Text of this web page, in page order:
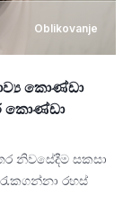
Oblikovanje
කොණ්ඩා
කොණ්ඩා
නිවසේදීම සකසා
රහස්